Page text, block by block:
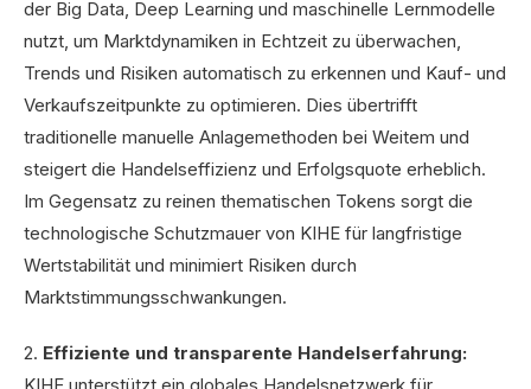
der Big Data, Deep Learning und maschinelle Lernmodelle
nutzt, um Marktdynamiken in Echtzeit zu überwachen,
Trends und Risiken automatisch zu erkennen und Kauf- und
Verkaufszeitpunkte zu optimieren. Dies übertrifft
traditionelle manuelle Anlagemethoden bei Weitem und
steigert die Handelseffizienz und Erfolgsquote erheblich.
Im Gegensatz zu reinen thematischen Tokens sorgt die
technologische Schutzmauer von KIHE für langfristige
Wertstabilität und minimiert Risiken durch
Marktstimmungsschwankungen.
2. Effiziente und transparente Handelserfahrung: